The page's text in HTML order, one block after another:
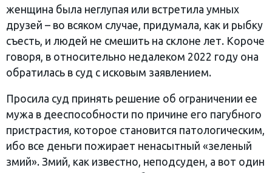
женщина была неглупая или встретила умных
друзей – во всяком случае, придумала, как и рыбку
съесть, и людей не смешить на склоне лет. Короче
говоря, в относительно недалеком 2022 году она
обратилась в суд с исковым заявлением.
Просила суд принять решение об ограничении ее
мужа в дееспособности по причине его пагубного
пристрастия, которое становится патологическим,
ибо все деньги пожирает ненасытный «зеленый
змий». Змий, как известно, неподсуден, а вот один